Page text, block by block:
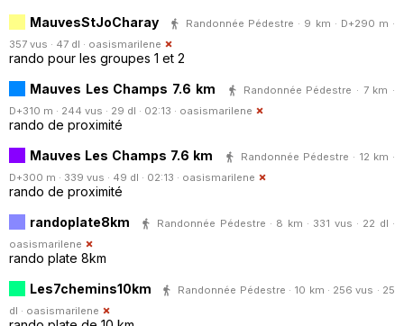
MauvesStJoCharay
Randonnée Pédestre · 9 km · D+290 m ·
357 vus · 47 dl · oasismarilene
rando pour les groupes 1 et 2
Mauves Les Champs 7.6 km
Randonnée Pédestre · 7 km ·
D+310 m · 244 vus · 29 dl · 02:13 · oasismarilene
rando de proximité
Mauves Les Champs 7.6 km
Randonnée Pédestre · 12 km ·
D+300 m · 339 vus · 49 dl · 02:13 · oasismarilene
rando de proximité
randoplate8km
Randonnée Pédestre · 8 km · 331 vus · 22 dl ·
oasismarilene
rando plate 8km
Les7chemins10km
Randonnée Pédestre · 10 km · 256 vus · 25
dl · oasismarilene